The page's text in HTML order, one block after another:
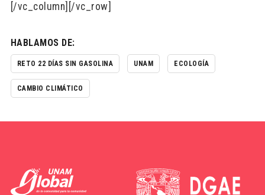
[/vc_column][/vc_row]
HABLAMOS DE:
RETO 22 DÍAS SIN GASOLINA UNAM ECOLOGÍA
CAMBIO CLIMÁTICO